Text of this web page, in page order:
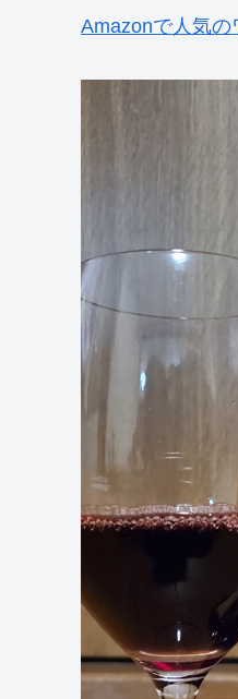
Amazonで人気の